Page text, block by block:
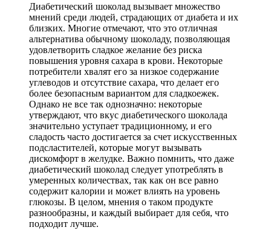
Диабетический шоколад вызывает множество
мнений среди людей, страдающих от диабета и их
близких. Многие отмечают, что это отличная
альтернатива обычному шоколаду, позволяющая
удовлетворить сладкое желание без риска
повышения уровня сахара в крови. Некоторые
потребители хвалят его за низкое содержание
углеводов и отсутствие сахара, что делает его
более безопасным вариантом для сладкоежек.
Однако не все так однозначно: некоторые
утверждают, что вкус диабетического шоколада
значительно уступает традиционному, и его
сладость часто достигается за счет искусственных
подсластителей, которые могут вызывать
дискомфорт в желудке. Важно помнить, что даже
диабетический шоколад следует употреблять в
умеренных количествах, так как он все равно
содержит калории и может влиять на уровень
глюкозы. В целом, мнения о таком продукте
разнообразны, и каждый выбирает для себя, что
подходит лучше.